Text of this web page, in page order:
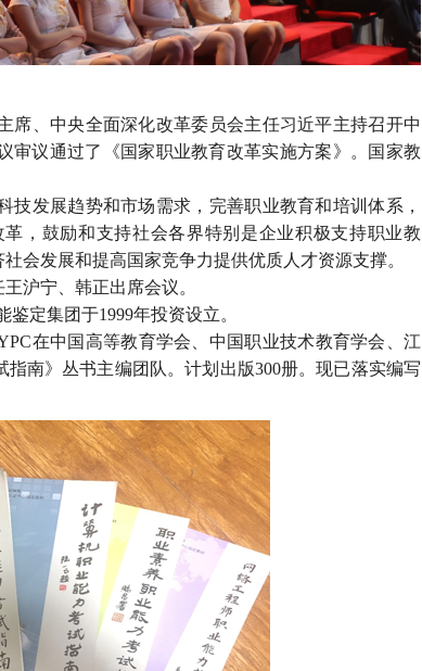
、中央全面深化改革委员会主任习近平主持召开中
审议通过了《国家职业教育改革实施方案》。国家教
发展趋势和市场需求，完善职业教育和培训体系，
，鼓励和支持社会各界特别是企业积极支持职业教
会发展和提高国家竞争力提供优质人才资源支撑。
沪宁、韩正出席会议。
定集团于1999年投资设立。
在中国高等教育学会、中国职业技术教育学会、江
南》丛书主编团队。计划出版300册。现已落实编写